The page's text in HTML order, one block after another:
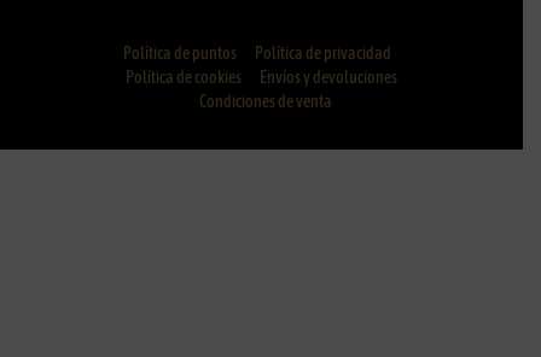
Política de puntos
Política de privacidad
Política de cookies
Envíos y devoluciones
Condiciones de venta